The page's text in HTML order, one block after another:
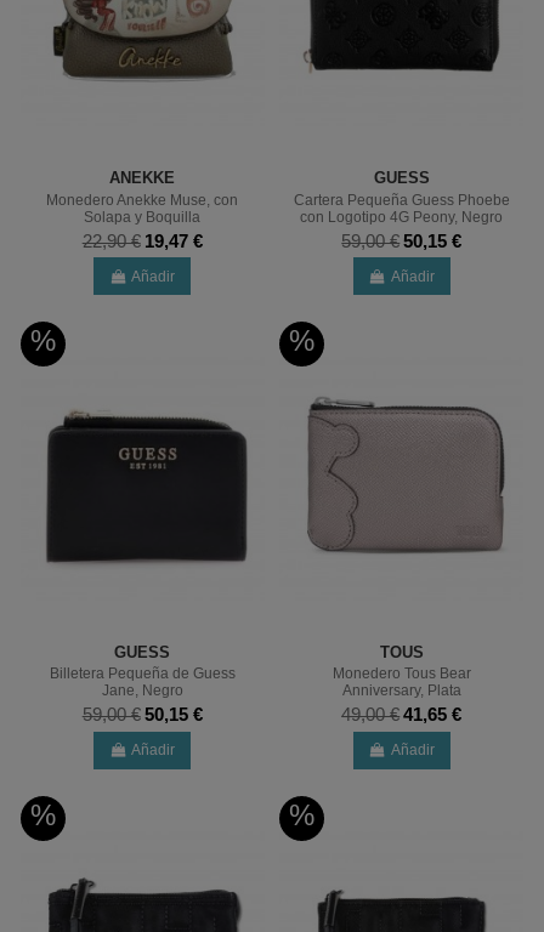
ANEKKE
Monedero Anekke Muse, con
Solapa y Boquilla
22,90 € 19,47 €
Añadir
GUESS
Cartera Pequeña Guess Phoebe
con Logotipo 4G Peony, Negro
59,00 € 50,15 €
Añadir
%
GUESS
Billetera Pequeña de Guess
Jane, Negro
59,00 € 50,15 €
Añadir
%
TOUS
Monedero Tous Bear
Anniversary, Plata
49,00 € 41,65 €
Añadir
% %